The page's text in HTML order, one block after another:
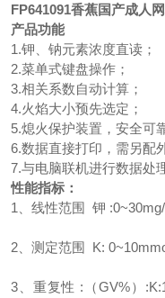
FP641091香蕉国产成人
产品功能
1.钾、钠元素浓度直读；
2.菜单式键盘操作；
3.相关系数自动计算；
4.火焰大小预先选定；
5.熄火保护装置，安全可
6.数据直接打印，需另配
7.与电脑联机进行数据处理
性能指标：
1、线性范围 钾
2、测定范围 K:
3、重复性 :（GV%）